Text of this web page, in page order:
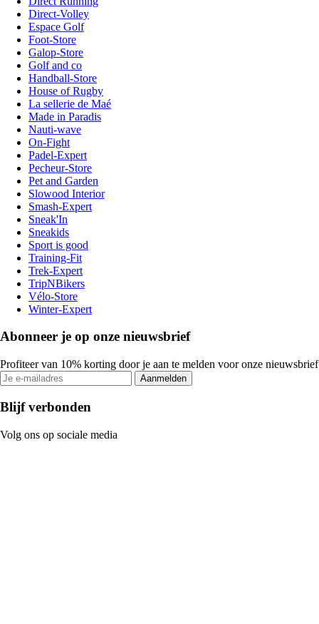
Direct-Volley
Espace Golf
Foot-Store
Galop-Store
Golf and co
Handball-Store
House of Rugby
La sellerie de Maé
Made in Paradis
Nauti-wave
On-Fight
Padel-Expert
Pecheur-Store
Pet and Garden
Slowood Interior
Smash-Expert
Sneak'In
Sneakids
Sport is good
Training-Fit
Trek-Expert
TripNBikers
Vélo-Store
Winter-Expert
Abonneer je op onze nieuwsbrief
Profiteer van 10% korting door je aan te melden voor onze nieuwsbrief
Aanmelden
Blijf verbonden
Volg ons op sociale media